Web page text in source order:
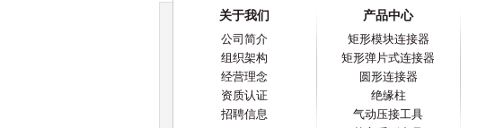
关于我们 产品中心
公司简介 矩形模块连接器
组织架构
矩形弹片式连接器
经营理念
圆形连接器
资质认证
绝缘柱
招聘信息
气动压接工具